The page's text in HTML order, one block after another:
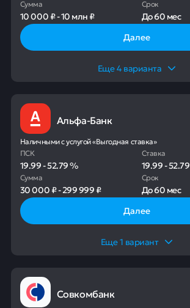
Сумма
10 000 ₽-10 млн ₽
Срок
До60 мес
Далее
Еще4 варианта
Альфа-Банк
Наличными с услугой «Выгодная ставка»
ПСК
19.99-52.79%
Ставка
19.99-52.79
Сумма
30 000 ₽-299 999 ₽
Срок
До60 мес
Далее
Еще1 вариант
Совкомбанк